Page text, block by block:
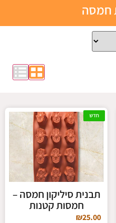
חמסה
חדש
תבנית סיליקון חמסה –
חמסות קטנות
₪25.00